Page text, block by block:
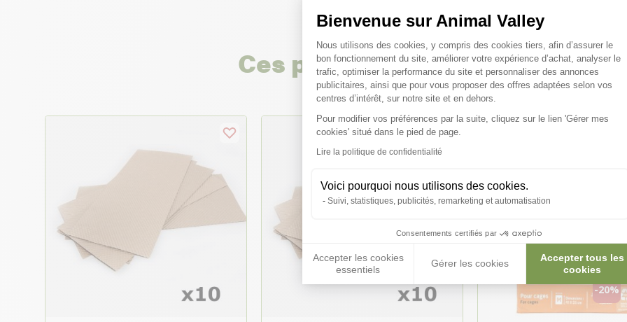
Bienvenue sur Animal Valley
Plateforme de Gestion du
Nous utilisons des cookies, y compris des cookies tiers, afin d’assurer le
bon fonctionnement du site, améliorer votre expérience d’achat, analyser le
trafic, optimiser la performance du site et personnaliser des annonces
publicitaires, ainsi que pour vous proposer des offres adaptées selon vos
centres d’intérêt, sur notre site et en dehors.
Pour modifier vos préférences par la suite, cliquez sur le lien 'Gérer mes
cookies' situé dans le pied de page.
Lire la politique de confidentialité
Voici pourquoi nous utilisons des cookies.
Suivi, statistiques, publicités, remarketing et automatisation
Consentements certifiés par
Accepter les cookies
essentiels
Gérer les cookies
Accepter tous les
cookies
Axeptio consent
Ces produits peuvent vous
-20%